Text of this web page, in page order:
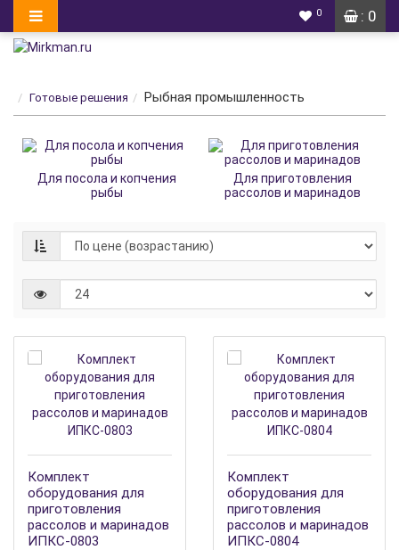
: 0
0
Готовые решения Рыбная промышленность
Для посола и копчения
рыбы
Для приготовления
рассолов и маринадов
Комплект
оборудования для
приготовления
рассолов и маринадов
ИПКС-0803
Комплект
оборудования для
приготовления
рассолов и маринадов
ИПКС-0804